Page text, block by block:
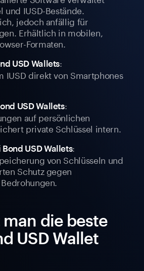
und IUSD-Bestände.
jedoch anfällig für
Erhältlich in mobilen,
Formaten.
USD Wallets:
IUSD direkt von Smartphones
USD Wallets:
auf persönlichen
private Schlüssel intern.
USD Wallets:
von Schlüsseln und
Schutz gegen
die beste
USD Wallet